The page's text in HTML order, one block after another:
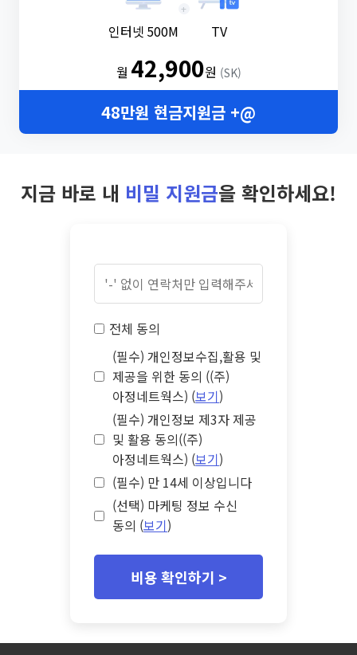
인터넷 500M
+
TV
월 42,900원 (SK)
48만원 현금지원금 +@
지금 바로 내 비밀 지원금을 확인하세요!
전체 동의
(필수) 개인정보수집,활용 및
제공을 위한 동의 ((주)
아정네트웍스) (보기)
(필수) 개인정보 제3자 제공
및 활용 동의((주)
아정네트웍스) (보기)
(필수) 만 14세 이상입니다
(선택) 마케팅 정보 수신
동의 (보기)
비용 확인하기 >